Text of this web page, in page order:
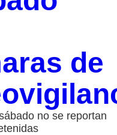
de
no se reportan